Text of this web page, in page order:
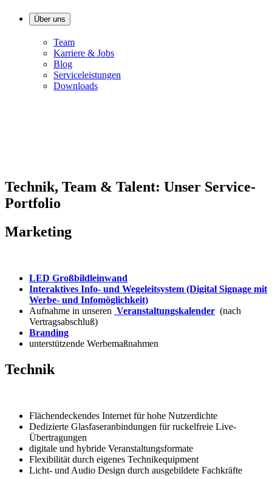
Über uns
Team
Karriere & Jobs
Blog
Serviceleistungen
Downloads
Technik, Team & Talent: Unser Service-
Portfolio
Marketing
LED Großbildleinwand
Interaktives Info- und Wegeleitsystem (Digital Signage mit
Werbe- und Infomöglichkeit)
Aufnahme in unseren Veranstaltungskalender (nach
Vertragsabschluß)
Branding
unterstützende Werbemaßnahmen
Technik
Flächendeckendes Internet für hohe Nutzerdichte
Dedizierte Glasfaseranbindungen für ruckelfreie Live-
Übertragungen
digitale und hybride Veranstaltungsformate
Flexibilität durch eigenes Technikequipment
Licht- und Audio Design durch ausgebildete Fachkräfte